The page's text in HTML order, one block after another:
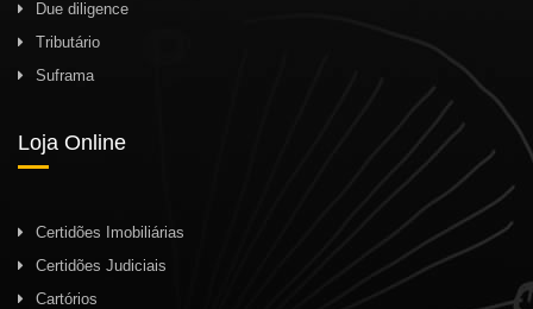
Due diligence
Tributário
Suframa
Loja Online
Certidões Imobiliárias
Certidões Judiciais
Cartórios